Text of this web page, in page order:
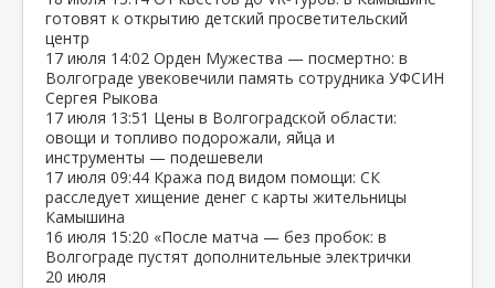
готовят к открытию детский просветительский
центр
17 июля 14:02 Орден Мужества — посмертно: в
Волгограде увековечили память сотрудника УФСИН
Сергея Рыкова
17 июля 13:51 Цены в Волгоградской области:
овощи и топливо подорожали, яйца и
инструменты — подешевели
17 июля 09:44 Кража под видом помощи: СК
расследует хищение денег с карты жительницы
Камышина
16 июля 15:20 «После матча — без пробок: в
Волгограде пустят дополнительные электрички
20 июля